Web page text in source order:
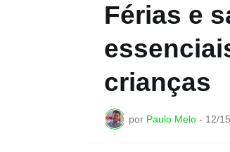
Férias e
crianças
por Paulo Melo - 12/